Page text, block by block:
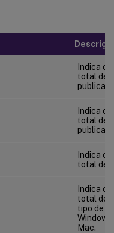
Indica o
total de
Indica o
total de
Indica o
total de
Indica o
total de
tipo de
Mac.